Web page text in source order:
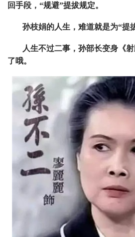
回手段，“规避”提拔规定。
孙枝娟的人生，难道就是为“提
人生不过二事，孙部长变身《
了哦。